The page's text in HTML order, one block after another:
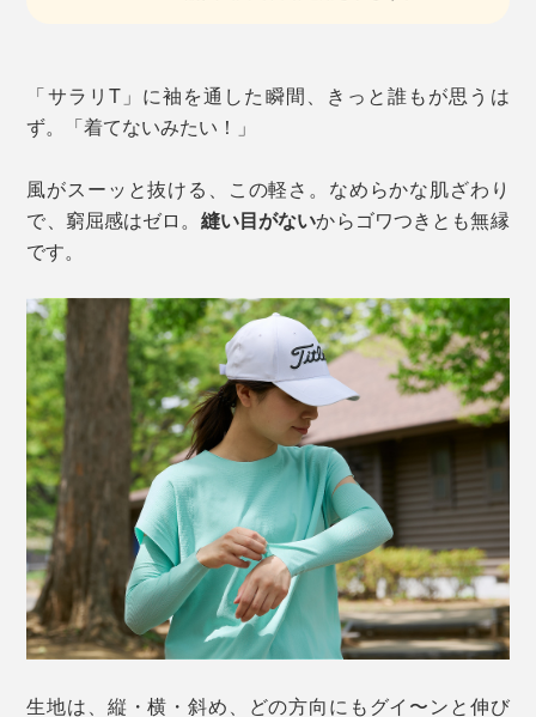
「サラリT」に袖を通した瞬間、きっと誰もが思うは
ず。「着てないみたい！」
風がスーッと抜ける、この軽さ。なめらかな肌ざわり
で、窮屈感はゼロ。 縫い目がないからゴワつきとも無縁
です。
生地は、縦・横・斜め、どの方向にもグイ〜ンと伸び